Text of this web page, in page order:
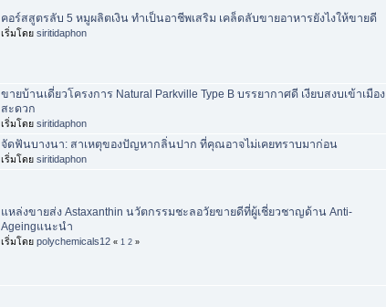
คอร์สสูตรลับ 5 หมูผลิตเงิน ทำเป็นอาชีพเสริม เคล็ดลับขายอาหารยังไงให้ขายดี
เริ่มโดย siritidaphon
ขายบ้านเดี่ยวโครงการ Natural Parkville Type B บรรยากาศดี เงียบสงบเข้าเมือง
สะดวก
เริ่มโดย siritidaphon
จัดฟันบางนา: สาเหตุของปัญหากลิ่นปาก ที่คุณอาจไม่เคยทราบมาก่อน
เริ่มโดย siritidaphon
แหล่งขายส่ง Astaxanthin นวัตกรรมชะลอวัยขายดีที่ผู้เชี่ยวชาญด้าน Anti-
Ageingแนะนำ
เริ่มโดย polychemicals12 « 1 2 »